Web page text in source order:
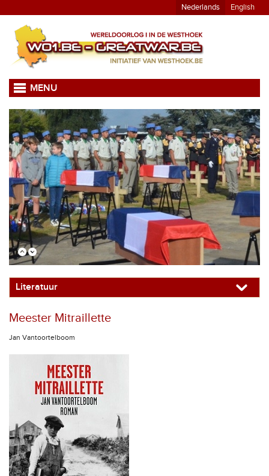
Nederlands English
MENU
Literatuur
Meester Mitraillette
Jan Vantoortelboom